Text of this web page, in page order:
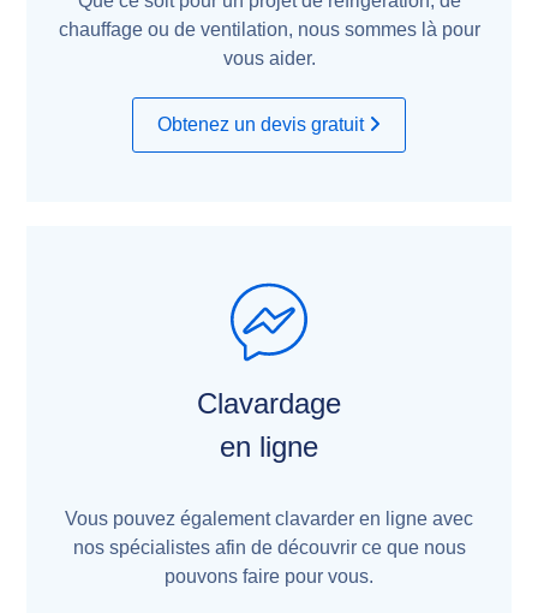
chauffage ou de ventilation, nous sommes là pour
vous aider.
Obtenez un devis gratuit
Clavardage
en ligne
Vous pouvez également clavarder en ligne avec
nos spécialistes afin de découvrir ce que nous
pouvons faire pour vous.